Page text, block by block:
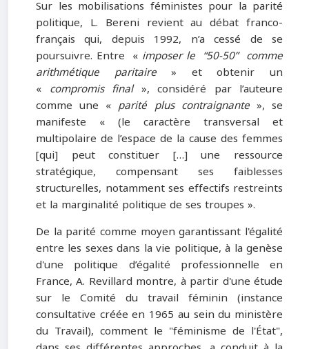
Sur les mobilisations féministes pour la parité
politique, L. Bereni revient au débat franco-
français qui, depuis 1992, n’a cessé de se
poursuivre. Entre « imposer le “50-50” comme
arithmétique paritaire» et obtenir un
« compromis final», considéré par l’auteure
comme une « parité plus contraignante», se
manifeste « (le caractère transversal et
multipolaire de l’espace de la cause des femmes
[qui] peut constituer […] une ressource
stratégique, compensant ses faiblesses
structurelles, notamment ses effectifs restreints
et la marginalité politique de ses troupes ».
De la parité comme moyen garantissant l'égalité
entre les sexes dans la vie politique, à la genèse
d'une politique d’égalité professionnelle en
France, A. Revillard montre, à partir d'une étude
sur le Comité du travail féminin (instance
consultative créée en 1965 au sein du ministère
du Travail), comment le "féminisme de l'État",